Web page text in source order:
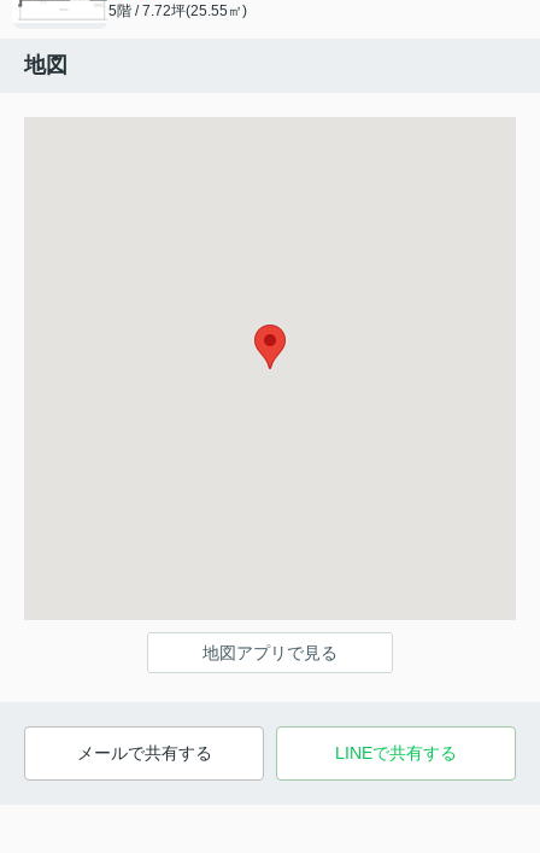
5階 / 7.72坪(25.55㎡)
地図
地図アプリで見る
メールで共有する LINEで共有する